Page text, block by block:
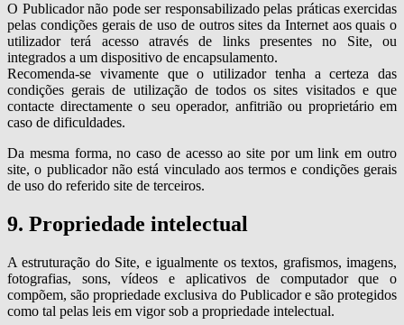
O Publicador não pode ser responsabilizado pelas práticas exercidas
pelas condições gerais de uso de outros sites da Internet aos quais o
utilizador terá acesso através de links presentes no Site, ou
integrados a um dispositivo de encapsulamento.
Recomenda-se vivamente que o utilizador tenha a certeza das
condições gerais de utilização de todos os sites visitados e que
contacte directamente o seu operador, anfitrião ou proprietário em
caso de dificuldades.
Da mesma forma, no caso de acesso ao site por um link em outro
site, o publicador não está vinculado aos termos e condições gerais
de uso do referido site de terceiros.
9. Propriedade intelectual
A estruturação do Site, e igualmente os textos, grafismos, imagens,
fotografias, sons, vídeos e aplicativos de computador que o
compõem, são propriedade exclusiva do Publicador e são protegidos
como tal pelas leis em vigor sob a propriedade intelectual.